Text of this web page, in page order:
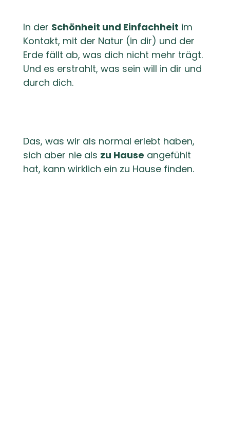
In der Schönheit und Einfachheit im
Kontakt, mit der Natur (in dir) und der
Erde fällt ab, was dich nicht mehr trägt.
Und es erstrahlt, was sein will in dir und
durch dich.
Das, was wir als normal erlebt haben,
sich aber nie als zu Hause angefühlt
hat, kann wirklich ein zu Hause finden.